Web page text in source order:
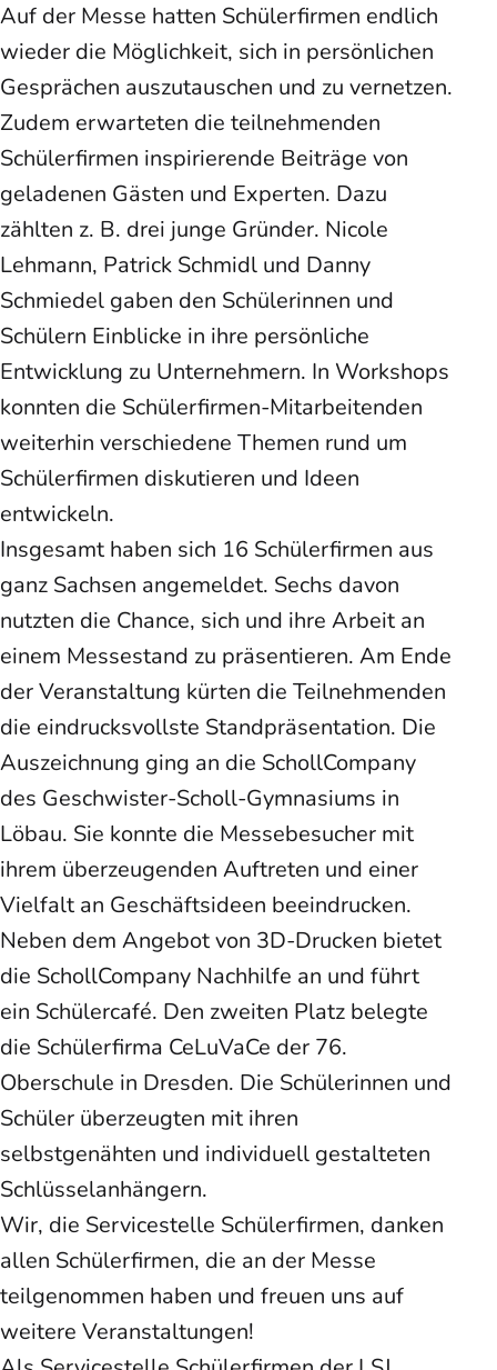
Auf der Messe hatten Schülerfirmen endlich
wieder die Möglichkeit, sich in persönlichen
Gesprächen auszutauschen und zu vernetzen.
Zudem erwarteten die teilnehmenden
Schülerfirmen inspirierende Beiträge von
geladenen Gästen und Experten. Dazu
zählten z. B. drei junge Gründer. Nicole
Lehmann, Patrick Schmidl und Danny
Schmiedel gaben den Schülerinnen und
Schülern Einblicke in ihre persönliche
Entwicklung zu Unternehmern. In Workshops
konnten die Schülerfirmen-Mitarbeitenden
weiterhin verschiedene Themen rund um
Schülerfirmen diskutieren und Ideen
entwickeln.
Insgesamt haben sich 16 Schülerfirmen aus
ganz Sachsen angemeldet. Sechs davon
nutzten die Chance, sich und ihre Arbeit an
einem Messestand zu präsentieren. Am Ende
der Veranstaltung kürten die Teilnehmenden
die eindrucksvollste Standpräsentation. Die
Auszeichnung ging an die SchollCompany
des Geschwister-Scholl-Gymnasiums in
Löbau. Sie konnte die Messebesucher mit
ihrem überzeugenden Auftreten und einer
Vielfalt an Geschäftsideen beeindrucken.
Neben dem Angebot von 3D-Drucken bietet
die SchollCompany Nachhilfe an und führt
ein Schülercafé. Den zweiten Platz belegte
die Schülerfirma CeLuVaCe der 76.
Oberschule in Dresden. Die Schülerinnen und
Schüler überzeugten mit ihren
selbstgenähten und individuell gestalteten
Schlüsselanhängern.
Wir, die Servicestelle Schülerfirmen, danken
allen Schülerfirmen, die an der Messe
teilgenommen haben und freuen uns auf
weitere Veranstaltungen!